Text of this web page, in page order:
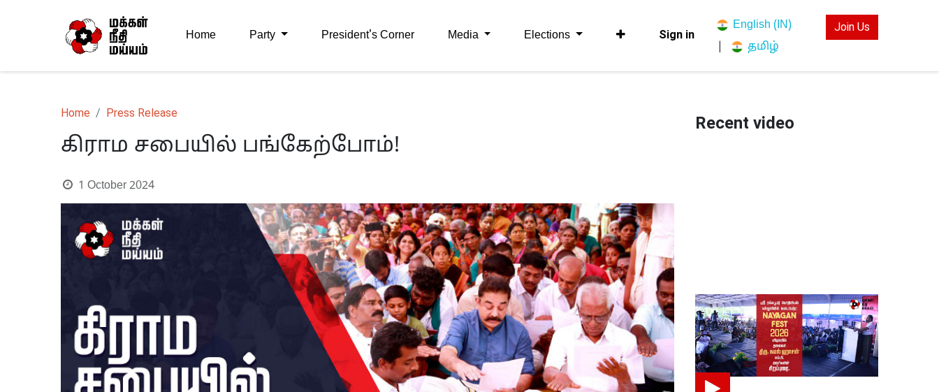
Home Party President's Corner Media Elections Sign in
English (IN)
தமிழ்
Join Us
Home Press Release
கிராம சபையில் பங்கேற்போம்!
1 October 2024
Recent video